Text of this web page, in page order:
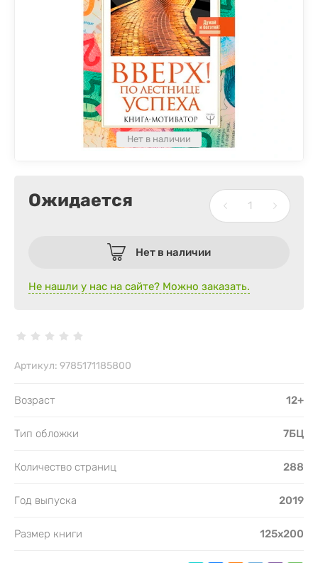
Нет в наличии
Ожидается
Нет в наличии
Не нашли у нас на сайте? Можно заказать.
Артикул: 9785171185800
Возраст 12+
Тип обложки 7БЦ
Количество страниц 288
Год выпуска 2019
Размер книги 125х200